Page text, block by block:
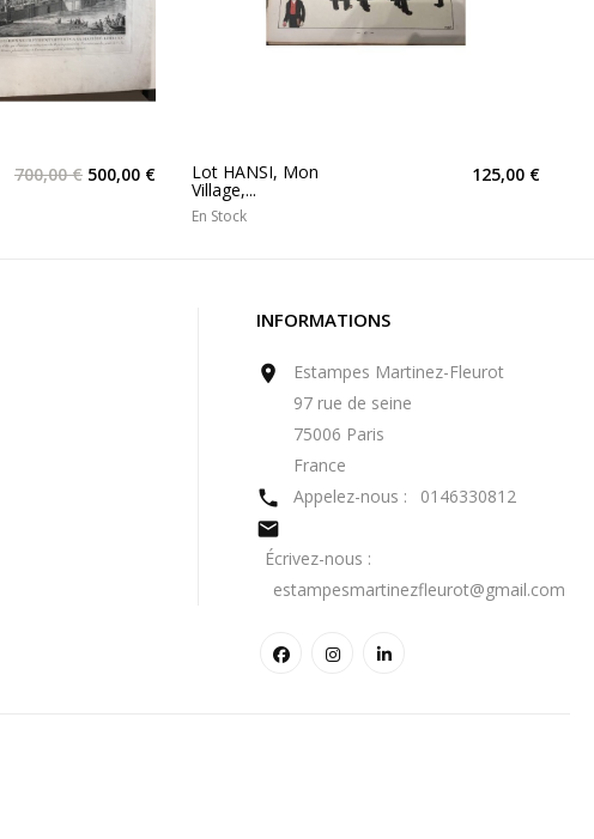
700,00 € 500,00 € Lot HANSI, Mon
Village,...
125,00 €
En Stock
INFORMATIONS

Estampes Martinez-Fleurot
97 rue de seine
75006 Paris
France
 Appelez-nous : 0146330812

Écrivez-nous :
estampesmartinezfleurot@gmail.com